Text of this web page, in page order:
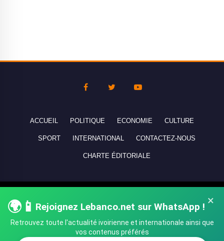
×
🌍📱 Rejoignez Lebanco.net sur WhatsApp !
Retrouvez toute l'actualité ivoirienne et internationale ainsi que
vos contenus préférés
ACCUEIL POLITIQUE ECONOMIE CULTURE
SPORT INTERNATIONAL CONTACTEZ-NOUS
CHARTE ÉDITORIALE
réservés - All rights reserved.